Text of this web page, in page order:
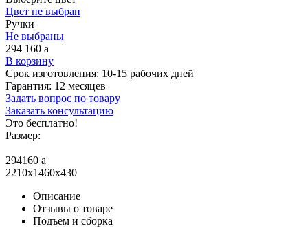
Цвет не выбран
Ручки
Не выбраны
294 160 a
В корзину
Срок изготовления: 10-15 рабочих дней
Гарантия: 12 месяцев
Задать вопрос по товару
Заказать консультацию
Это бесплатно!
Размер:
294160 a
2210x1460x430
Описание
Отзывы о товаре
Подъем и сборка